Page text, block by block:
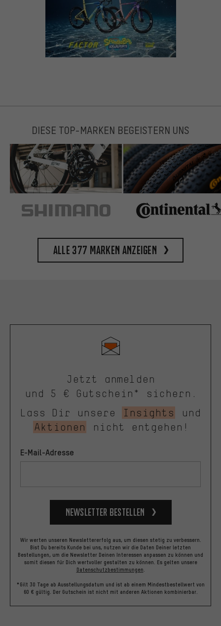
DIESE TOP-MARKEN BEGEISTERN UNS
Alle 377 Marken anzeigen
Jetzt anmelden
und 5 € Gutschein* sichern.
Lass Dir unsere
Insights
und
Aktionen
nicht entgehen!
E-Mail-Adresse
Newsletter bestellen
Wir werten unseren Newslettererfolg aus, um diesen stetig zu verbessern.
Bist Du bereits Kunde bei uns, nutzen wir die Daten Deiner letzten
Bestellungen, um die Newsletter Deinen Interessen anpassen zu können und
somit diesen für Dich wertvoller gestalten zu können. Es gelten unsere
Datenschutzbestimmungen.
*Gilt 30 Tage ab Ausstellungsdatum und ist ab einem Mindestbestellwert von
60 € gültig. Der Gutschein ist nicht mit anderen Aktionen kombinierbar.